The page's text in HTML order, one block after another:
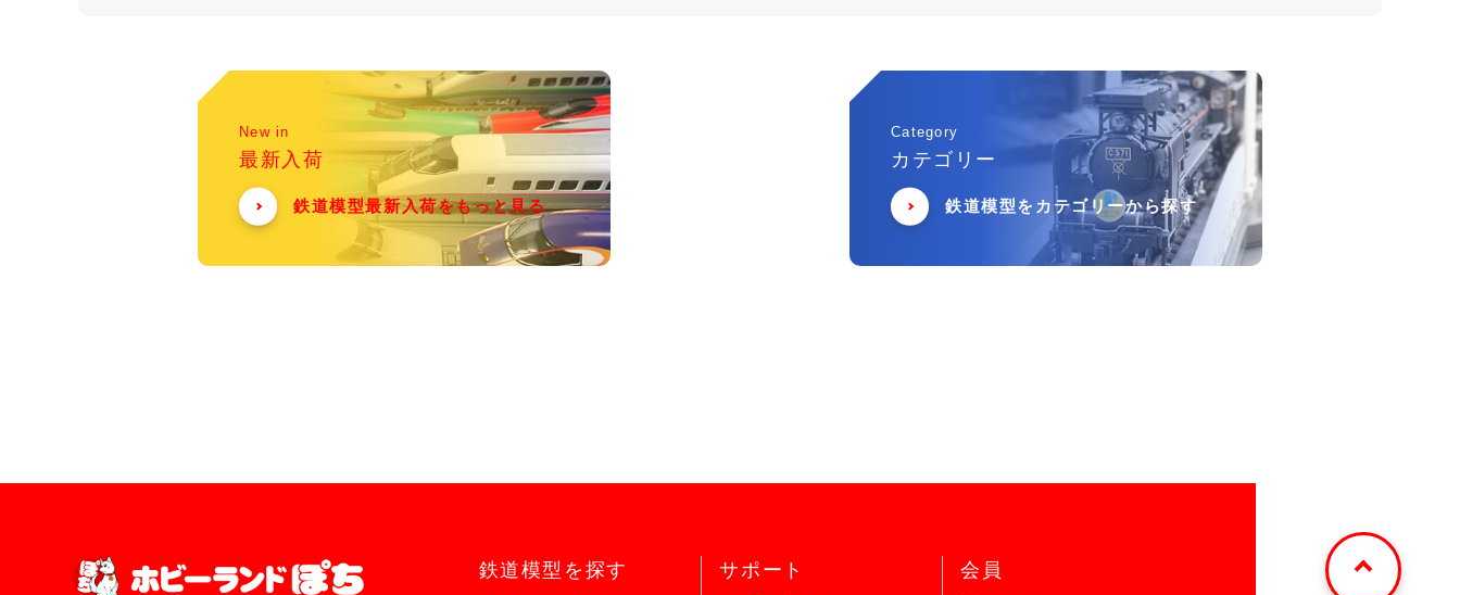
New in
最新入荷
鉄道模型最新入荷をもっと見る
Category
カテゴリー
鉄道模型をカテゴリーから探す
鉄道模型を探す サポート 会員